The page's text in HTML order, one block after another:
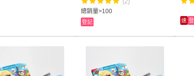
總銷量>100
登記 速